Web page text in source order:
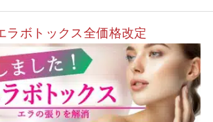
ラボトックス全価格改定